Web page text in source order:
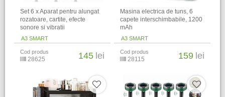
Set 6 x Aparat pentru alungat
rozatoare, cartite, efecte
sonore si vibratii
A3 SMART
Cod produs
28625 145 lei
Masina electrica de tuns, 6
capete interschimbabile, 1200
mAh
A3 SMART
Cod produs
28115 159 lei